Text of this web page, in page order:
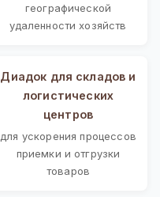
географической
удаленности хозяйств
Диадок для складов и
логистических
центров
для ускорения процессов
приемки и отгрузки
товаров